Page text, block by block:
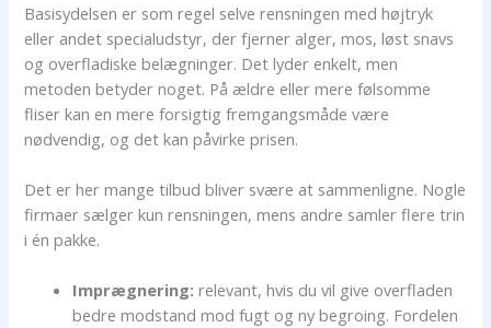
Basisydelsen er som regel selve rensningen med højtryk
eller andet specialudstyr, der fjerner alger, mos, løst snavs
og overfladiske belægninger. Det lyder enkelt, men
metoden betyder noget. På ældre eller mere følsomme
fliser kan en mere forsigtig fremgangsmåde være
nødvendig, og det kan påvirke prisen.
Det er her mange tilbud bliver svære at sammenligne. Nogle
firmaer sælger kun rensningen, mens andre samler flere trin
i én pakke.
Imprægnering: relevant, hvis du vil give overfladen
bedre modstand mod fugt og ny begroing. Fordelen